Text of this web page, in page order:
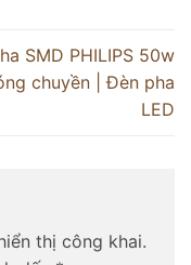
SMD PHILIPS 50w
chuyền | Đèn pha
LED
thị công khai.